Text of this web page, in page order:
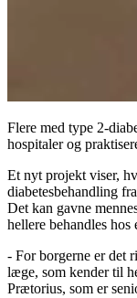
Flere med type 2-
hospitaler og
Et nyt projekt viser,
diabetesbehandling
Det kan gavne
hellere behandles
- For borgerne er det
læge, som kender til
Prætorius, som er